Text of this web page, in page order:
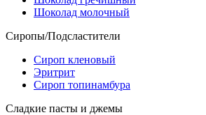
Шоколад молочный
Сиропы/Подсластители
Сироп кленовый
Эритрит
Сироп топинамбура
Сладкие пасты и джемы